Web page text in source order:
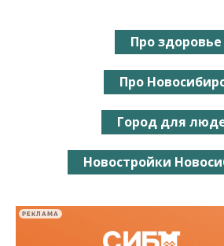
Про здоровье
Про
Город для
Новостройки
РЕКЛАМА